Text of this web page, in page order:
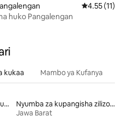
Ukadiriaji wa
4.55 (11)
huko Pangalengan
kukaa Mambo ya Kufanya
Vyumba vyenye bafu vya kupangisha
Nyumba za kupangisha zilizo na ufikiaji wa ziwa
Jawa Barat